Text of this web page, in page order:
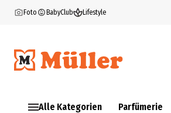
Foto BabyClub Lifestyle
Alle Kategorien Parfümerie